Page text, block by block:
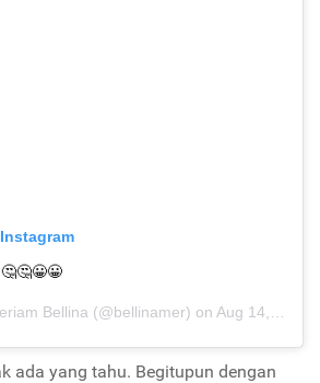
Bellina (@bellinamer) on Aug 14, 2019 at 2:55am PDT
ada yang tahu. Begitupun dengan